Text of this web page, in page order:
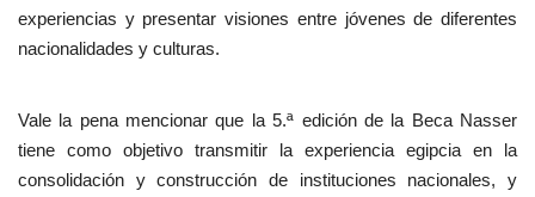
experiencias y presentar visiones entre jóvenes de diferentes
nacionalidades y culturas.
Vale la pena mencionar que la 5.ª edición de la Beca Nasser
tiene como objetivo transmitir la experiencia egipcia en la
consolidación y construcción de instituciones nacionales, y